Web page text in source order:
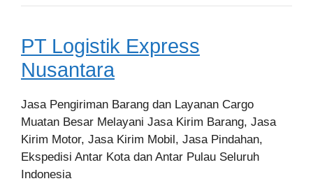
PT Logistik Express
Nusantara
Jasa Pengiriman Barang dan Layanan Cargo
Muatan Besar Melayani Jasa Kirim Barang, Jasa
Kirim Motor, Jasa Kirim Mobil, Jasa Pindahan,
Ekspedisi Antar Kota dan Antar Pulau Seluruh
Indonesia